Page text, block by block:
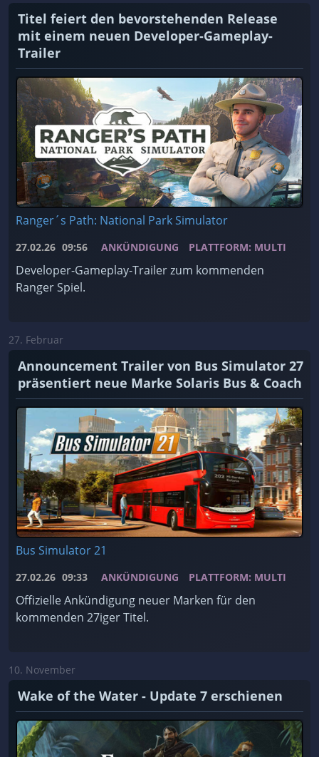
Titel feiert den bevorstehenden Release
mit einem neuen Developer-Gameplay-
Trailer
Ranger´s Path: National Park Simulator
27.02.26 09:56 ANKÜNDIGUNG PLATTFORM: MULTI
Developer-Gameplay-Trailer zum kommenden
Ranger Spiel.
27. Februar
Announcement Trailer von Bus Simulator 27
präsentiert neue Marke Solaris Bus & Coach
Bus Simulator 21
27.02.26 09:33 ANKÜNDIGUNG PLATTFORM: MULTI
Offizielle Ankündigung neuer Marken für den
kommenden 27iger Titel.
10. November
Wake of the Water - Update 7 erschienen